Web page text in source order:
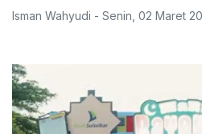
Isman Wahyudi - Senin 02 Maret